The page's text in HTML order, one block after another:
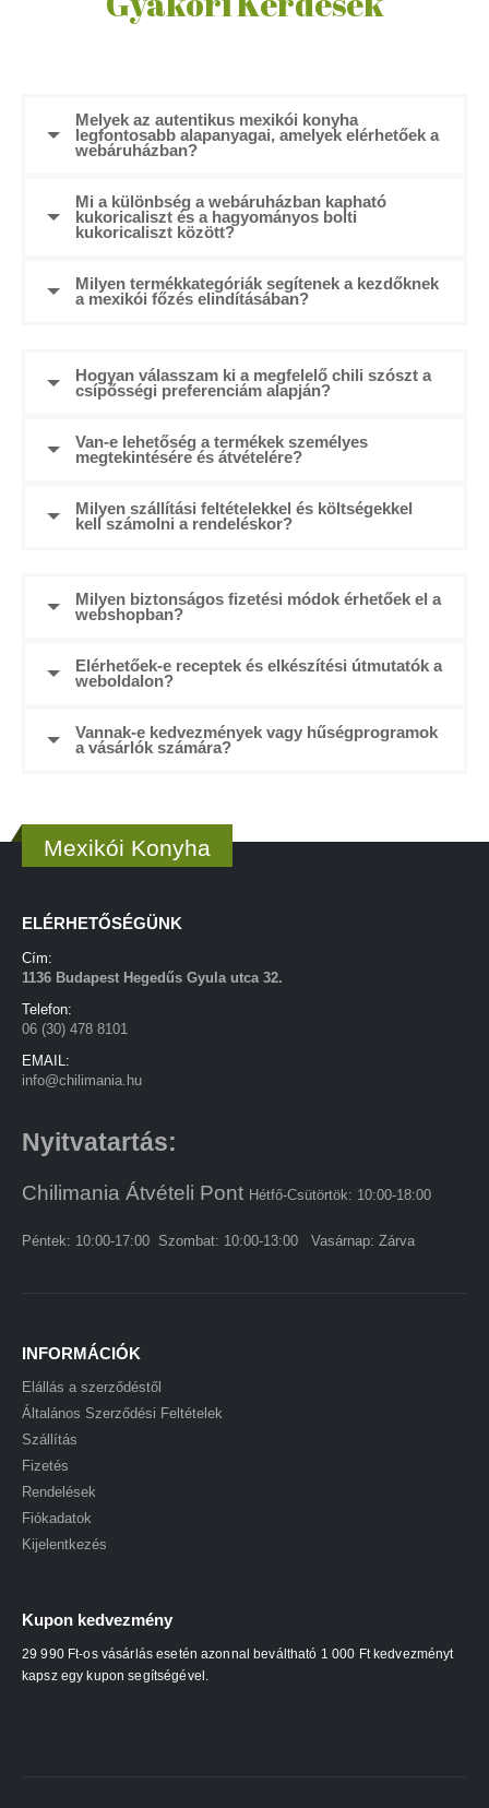
Melyek az autentikus mexikói konyha
legfontosabb alapanyagai, amelyek elérhetőek a
webáruházban?
Mi a különbség a webáruházban kapható
kukoricaliszt és a hagyományos bolti
kukoricaliszt között?
Milyen termékkategóriák segítenek a kezdőknek
a mexikói főzés elindításában?
Hogyan válasszam ki a megfelelő chili szószt a
csípősségi preferenciám alapján?
Van-e lehetőség a termékek személyes
megtekintésére és átvételére?
Milyen szállítási feltételekkel és költségekkel
kell számolni a rendeléskor?
Milyen biztonságos fizetési módok érhetőek el a
webshopban?
Elérhetőek-e receptek és elkészítési útmutatók a
weboldalon?
Vannak-e kedvezmények vagy hűségprogramok
a vásárlók számára?
Mexikói Konyha
ELÉRHETŐSÉGÜNK
Cím:
1136 Budapest Hegedűs Gyula utca 32.
Telefon:
06 (30) 478 8101
EMAIL:
info@chilimania.hu
Nyitvatartás:
Chilimania Átvételi Pont Hétfő-Csütörtök: 10:00-18:00
Péntek: 10:00-17:00 Szombat: 10:00-13:00 Vasárnap: Zárva
INFORMÁCIÓK
Elállás a szerződéstől
Általános Szerződési Feltételek
Szállítás
Fizetés
Rendelések
Fiókadatok
Kijelentkezés
Kupon kedvezmény
29 990 Ft-os vásárlás esetén azonnal beváltható 1 000 Ft kedvezményt
kapsz egy kupon segítségével.